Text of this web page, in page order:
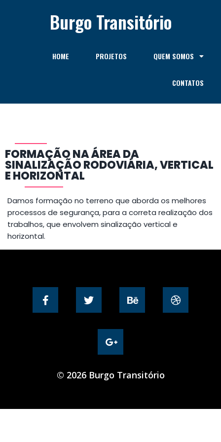
Burgo Transitório
HOME PROJETOS QUEM SOMOS
CONTATOS
FORMAÇÃO NA ÁREA DA
SINALIZAÇÃO RODOVIÁRIA, VERTICAL
E HORIZONTAL
Damos formação no terreno que aborda os melhores
processos de segurança, para a correta realização dos
trabalhos, que envolvem sinalização vertical e
horizontal.
© 2026 Burgo Transitório